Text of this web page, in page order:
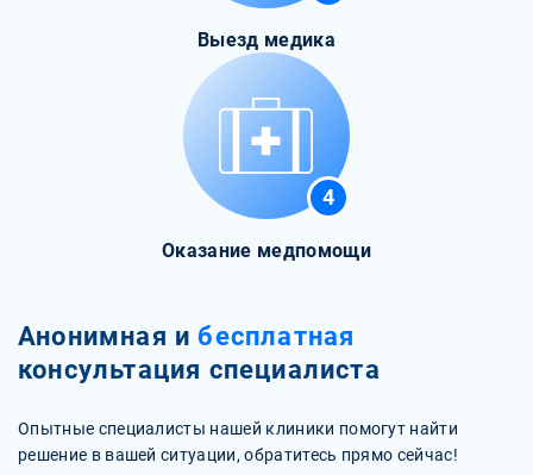
Выезд медика
4
Оказание медпомощи
Анонимная и бесплатная
консультация специалиста
Опытные специалисты нашей клиники помогут найти
решение в вашей ситуации, обратитесь прямо сейчас!